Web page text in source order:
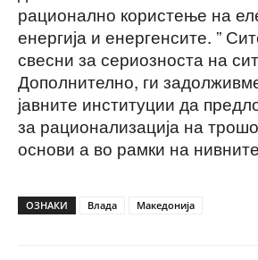
рационално користење на
енергија и енергенсите. ”
свесни за сериозноста на
Дополнително, ги
јавните институции да
за рационализација на
основи а во рамки на
ОЗНАКИ Влада Македонија